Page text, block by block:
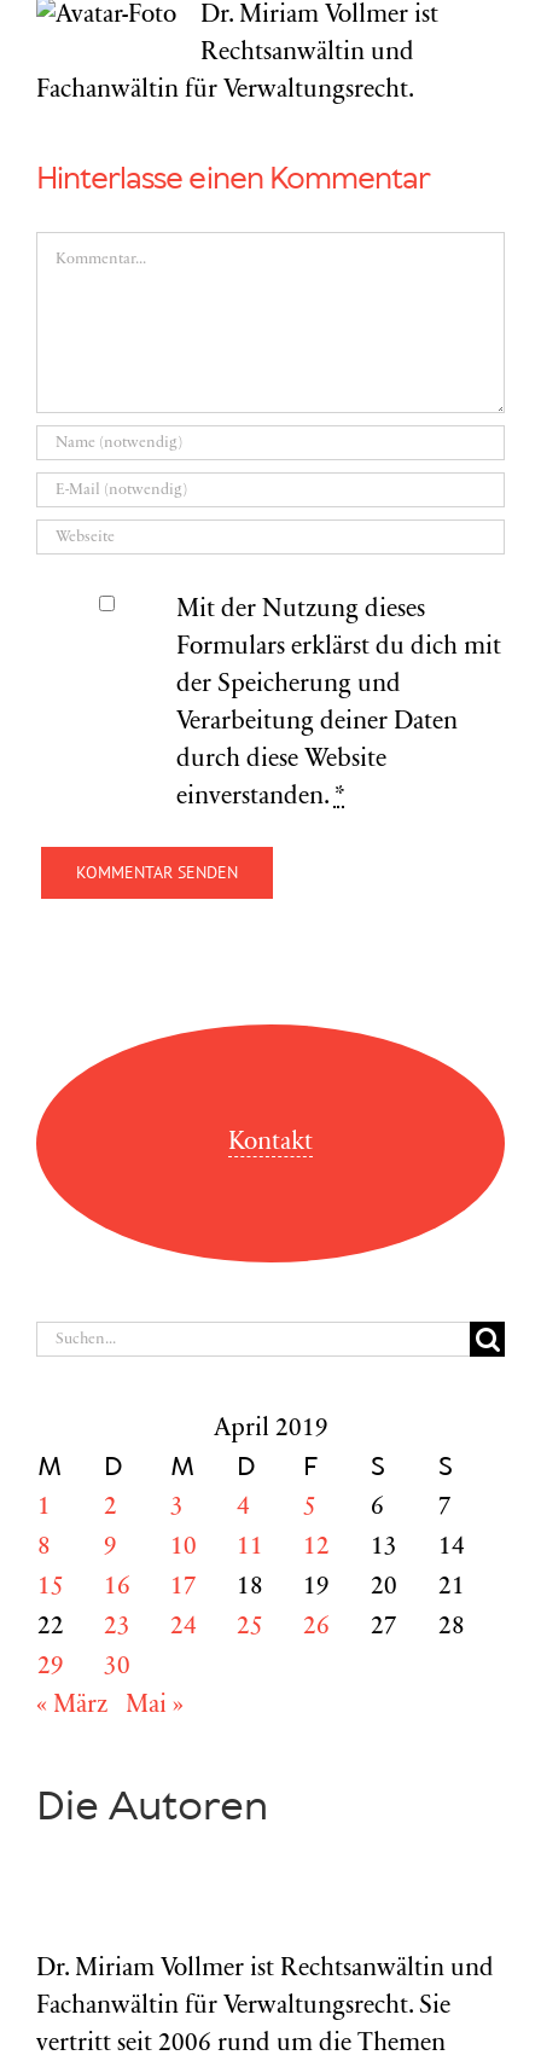
Dr. Miriam Vollmer ist
Rechtsanwältin und
Fachanwältin für Verwaltungsrecht.
Hinterlasse einen Kommentar
Kommentar
Mit der Nutzung dieses
Formulars erklärst du dich mit
der Speicherung und
Verarbeitung deiner Daten
durch diese Website
einverstanden. *
Kontakt
Suche
April 2019
M D M D F S S
1 2 3 4 5 6
7
8
9 10 11 12 13
14
15
16 17 18 19 20
21
22
23 24 25 26 27
28
29
30
« März
Mai »
Die Autoren
Dr. Miriam Vollmer ist Rechtsanwältin und
Fachanwältin für Verwaltungsrecht. Sie
vertritt seit 2006 rund um die Themen